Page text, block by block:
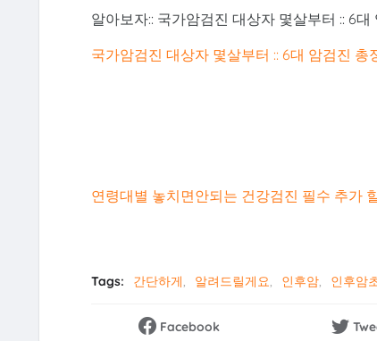
알아보자:: 국가암검진 대상자 몇살부터 :: 6대
국가암검진 대상자 몇살부터 :: 6대 암검진 총
연령대별 놓치면안되는 건강검진 필수 추가
Tags: 간단하게 알려드릴게요 인후암 인후암
Facebook